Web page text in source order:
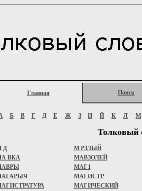
Главная Поиск
Б В Г Д Е Ж З И Й К Л М
Толковый
Д М РЗЛЫЙ
ВКА
МАВЗОЛЕЙ
МАГ1
МАГИСТР
МАГИЧЕСКИЙ